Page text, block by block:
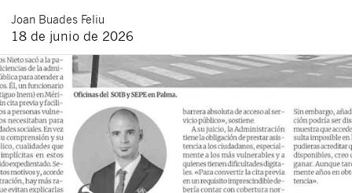
Joan Buades Feliu
18 de junio de 2026